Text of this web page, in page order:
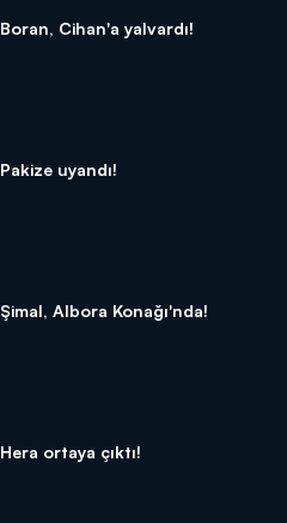
Boran, Cihan'a yalvardı!
Pakize uyandı!
Şimal, Albora Konağı'nda!
Hera ortaya çıktı!